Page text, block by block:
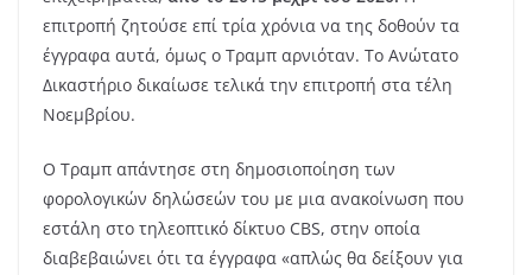
επιτροπή ζητούσε επί τρία χρόνια να της δοθούν τα
έγγραφα αυτά, όμως ο Τραμπ αρνιόταν. Το Ανώτατο
Δικαστήριο δικαίωσε τελικά την επιτροπή στα τέλη
Νοεμβρίου.
Ο Τραμπ απάντησε στη δημοσιοποίηση των
φορολογικών δηλώσεών του με μια ανακοίνωση που
εστάλη στο τηλεοπτικό δίκτυο CBS, στην οποία
διαβεβαιώνει ότι τα έγγραφα «απλώς θα δείξουν για